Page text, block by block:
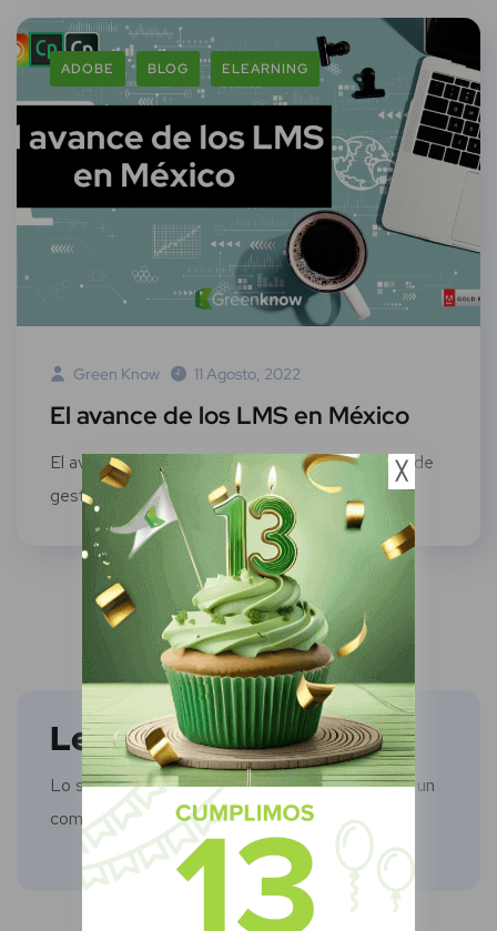
ADOBE BLOG ELEARNING
Green Know 11 Agosto, 2022
El avance de los LMS en México
El avance de los LMS en México Los sistemas de
gestión de aprendizaje a...
Leave a comment
Lo siento, debes estarconectadopara publicar un
comentario.
╳